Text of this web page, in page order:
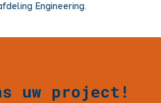
Engineering.
uw project!